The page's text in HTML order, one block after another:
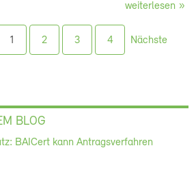
weiterlesen
1 2 3 4
Nächste
BLOG
BAICert kann Antragsverfahren